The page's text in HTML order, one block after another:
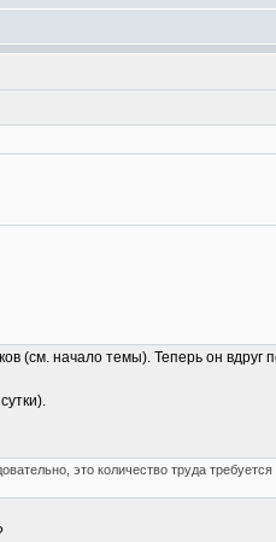
(см. начало темы). Теперь он вдруг
это количество труда требуется